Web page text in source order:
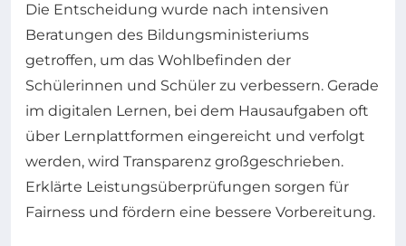
Die Entscheidung wurde nach intensiven
Beratungen des Bildungsministeriums
getroffen, um das Wohlbefinden der
Schülerinnen und Schüler zu verbessern. Gerade
im digitalen Lernen, bei dem Hausaufgaben oft
über Lernplattformen eingereicht und verfolgt
werden, wird Transparenz großgeschrieben.
Erklärte Leistungsüberprüfungen sorgen für
Fairness und fördern eine bessere Vorbereitung.